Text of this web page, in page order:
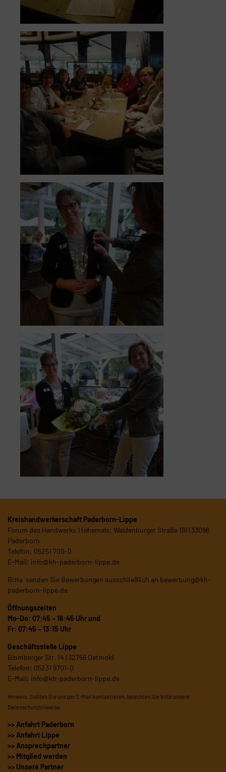
Kreishandwerkerschaft Paderborn-Lippe
Forum des Handwerks 1 (ehemals: Waldenburger Straße 19) | 33098
Paderborn
Telefon: 05251 700-0
E-Mail: info@kh-paderborn-lippe.de
Bitte senden Sie Bewerbungen ausschließlich an bewerbung@kh-
paderborn-lippe.de
Öffnungszeiten
Mo-Do: 07:45 – 16:45 Uhr und
Fr: 07:45 – 13:15 Uhr
Geschäftsstelle Lippe
Blomberger Str. 14 | 32756 Detmold
Telefon: 05231 9701-0
E-Mail: info@kh-paderborn-lippe.de
Hinweis: Sollten Sie uns per E-Mail kontaktieren, beachten Sie bitte unsere
Datenschutzhinweise
>> Anfahrt Paderborn
>> Anfahrt Lippe
>> Ansprechpartner
>> Mitglied werden
>> Unsere Partner